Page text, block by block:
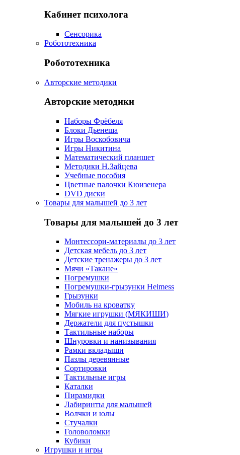
Кабинет психолога
Сенсорика
Робототехника
Робототехника
Авторские методики
Авторские методики
Наборы Фрёбеля
Блоки Дьенеша
Игры Воскобовича
Игры Никитина
Математический планшет
Методики Н.Зайцева
Учебные пособия
Цветные палочки Кюизенера
DVD диски
Товары для малышей до 3 лет
Товары для малышей до 3 лет
Монтессори-материалы до 3 лет
Детская мебель до 3 лет
Детские тренажеры до 3 лет
Мячи «Такане»
Погремушки
Погремушки-грызунки Heimess
Грызунки
Мобиль на кроватку
Мягкие игрушки (МЯКИШИ)
Держатели для пустышки
Тактильные наборы
Шнуровки и нанизывания
Рамки вкладыши
Пазлы деревянные
Сортировки
Тактильные игры
Каталки
Пирамидки
Лабиринты для малышей
Волчки и юлы
Стучалки
Головоломки
Кубики
Игрушки и игры